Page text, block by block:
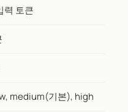
력 토큰
medium(기본), high